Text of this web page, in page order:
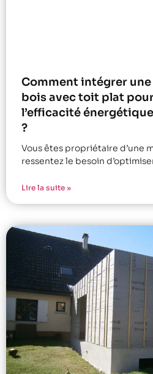
Comment intégrer
bois avec toit plat
l’efficacité
?
Vous êtes propriétaire d’une
ressentez le besoin
Lire la suite »